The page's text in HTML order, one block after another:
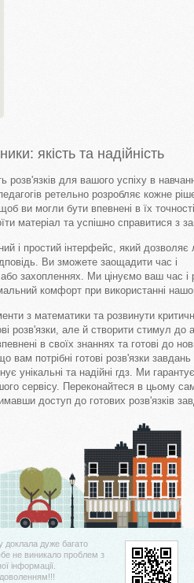
якість та надійність
розв'язків для вашого успіху в
ретельно розробляє кожне
ви могли бути впевнені в їх
матеріал та успішно справитися з
і простий інтерфейс, який дозволяє
Ви зможете заощадити час і
захопленнях. Ми цінуємо ваш час і
комфорт при використанні
з математики та розвинути
розв'язки, але й створити стимул до
в своїх знаннях та готові до
вам потрібні готові розв'язки завдань
унікальні та надійні гдз. Ми
сервісу. Переконайтеся в цьому
доступ до готових розв'язків
доклала дуже багато
не виникало проблем з
інформації.